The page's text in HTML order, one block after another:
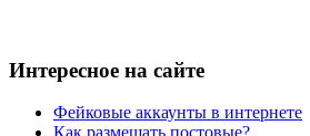
Интересное на сайте
Фейковые аккаунты в интернете